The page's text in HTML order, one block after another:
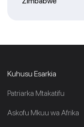
Kuhusu Esarkia
Patriarka Mtakatifu
Askofu Mkuu wa Afrika